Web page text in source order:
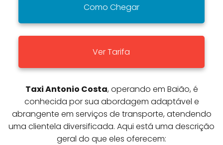
Como Chegar
Ver Tarifa
Taxi Antonio Costa, operando em Baião, é
conhecida por sua abordagem adaptável e
abrangente em serviços de transporte, atendendo
uma clientela diversificada. Aqui está uma descrição
geral do que eles oferecem: